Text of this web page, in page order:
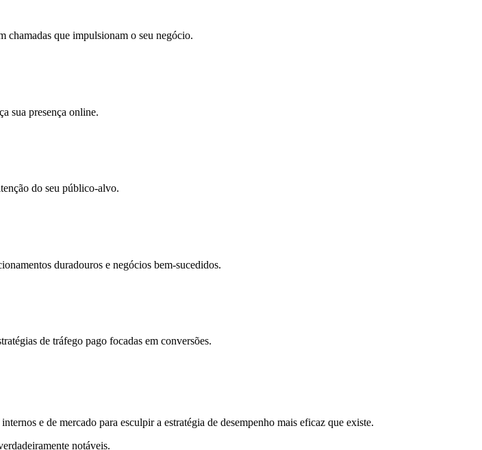
chamadas que impulsionam o seu negócio.
sua presença online.
do seu público-alvo.
duradouros e negócios bem-sucedidos.
de tráfego pago focadas em conversões.
e de mercado para esculpir a estratégia de desempenho mais eficaz que existe.
notáveis.